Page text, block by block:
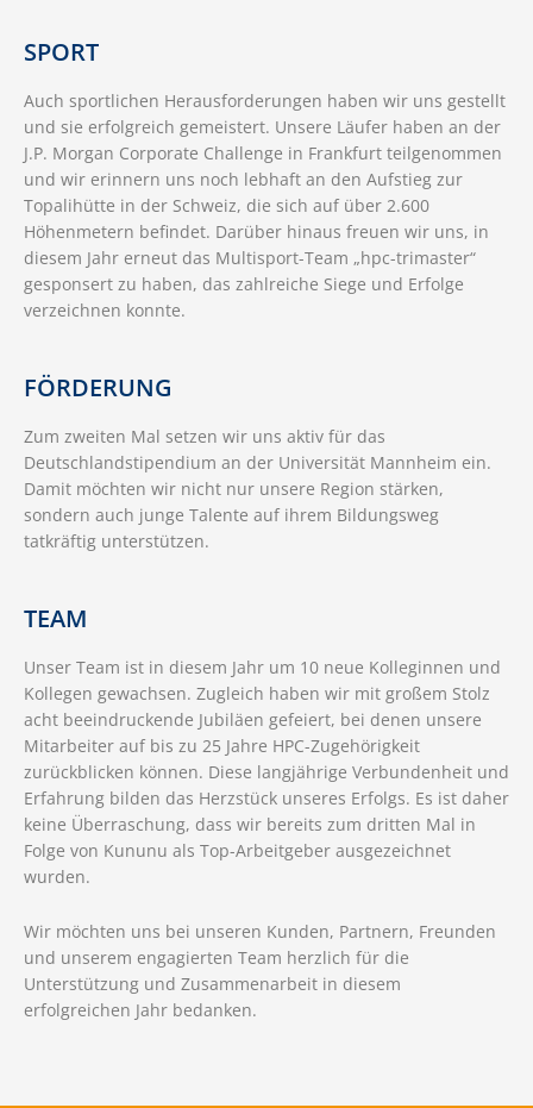
SPORT
Auch sportlichen Herausforderungen haben wir uns gestellt
und sie erfolgreich gemeistert. Unsere Läufer haben an der
J.P. Morgan Corporate Challenge in Frankfurt teilgenommen
und wir erinnern uns noch lebhaft an den Aufstieg zur
Topalihütte in der Schweiz, die sich auf über 2.600
Höhenmetern befindet. Darüber hinaus freuen wir uns, in
diesem Jahr erneut das Multisport-Team „hpc-trimaster“
gesponsert zu haben, das zahlreiche Siege und Erfolge
verzeichnen konnte.
FÖRDERUNG
Zum zweiten Mal setzen wir uns aktiv für das
Deutschlandstipendium an der Universität Mannheim ein.
Damit möchten wir nicht nur unsere Region stärken,
sondern auch junge Talente auf ihrem Bildungsweg
tatkräftig unterstützen.
TEAM
Unser Team ist in diesem Jahr um 10 neue Kolleginnen und
Kollegen gewachsen. Zugleich haben wir mit großem Stolz
acht beeindruckende Jubiläen gefeiert, bei denen unsere
Mitarbeiter auf bis zu 25 Jahre HPC-Zugehörigkeit
zurückblicken können. Diese langjährige Verbundenheit und
Erfahrung bilden das Herzstück unseres Erfolgs. Es ist daher
keine Überraschung, dass wir bereits zum dritten Mal in
Folge von Kununu als Top-Arbeitgeber ausgezeichnet
wurden.
Wir möchten uns bei unseren Kunden, Partnern, Freunden
und unserem engagierten Team herzlich für die
Unterstützung und Zusammenarbeit in diesem
erfolgreichen Jahr bedanken.